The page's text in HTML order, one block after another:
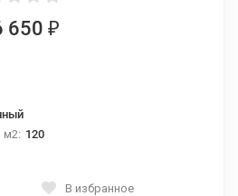
650 ₽
м2: 120
В избранное